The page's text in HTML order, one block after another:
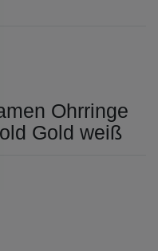
Ohrringe
Gold weiß